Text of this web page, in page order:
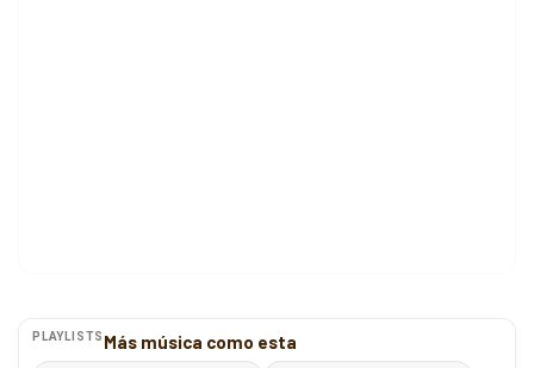
PLAYLISTS Más música como esta